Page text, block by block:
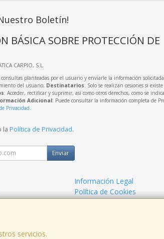
servicios.
Boletín!
BÁSICA SOBRE PROTECCIÓN DE
CARPIO, S.L.
consultas planteadas por el usuario y enviarle la información
del usuario; Destinatarios: Solo se realizan cesiones si
: Acceder, rectificar y suprimir, así como otros derechos, como se
Adicional: Puede consultar la información completa de
Privacidad
la Política de Privacidad.
Enviar
Información Legal
Política de Cookies
Formas de Pago